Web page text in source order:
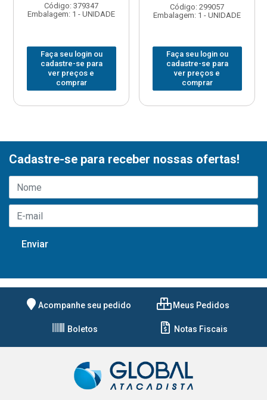
Código: 379347
Embalagem: 1 - UNIDADE
Faça seu login ou
cadastre-se para
ver preços e
comprar
Código: 299057
Embalagem: 1 - UNIDADE
Faça seu login ou
cadastre-se para
ver preços e
comprar
Cadastre-se para receber nossas ofertas!
Acompanhe seu pedido Meus Pedidos
Boletos Notas Fiscais